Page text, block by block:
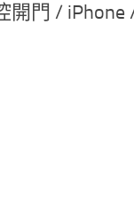
開門 / iPhone